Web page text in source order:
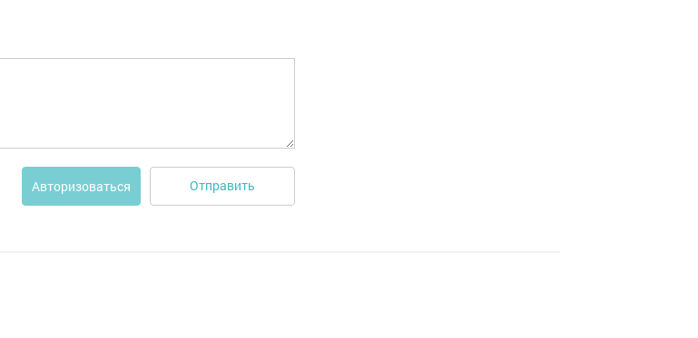
Авторизоваться Отправить